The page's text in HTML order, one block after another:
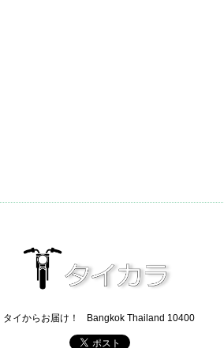
タイからお届け！ Bangkok Thailand 10400